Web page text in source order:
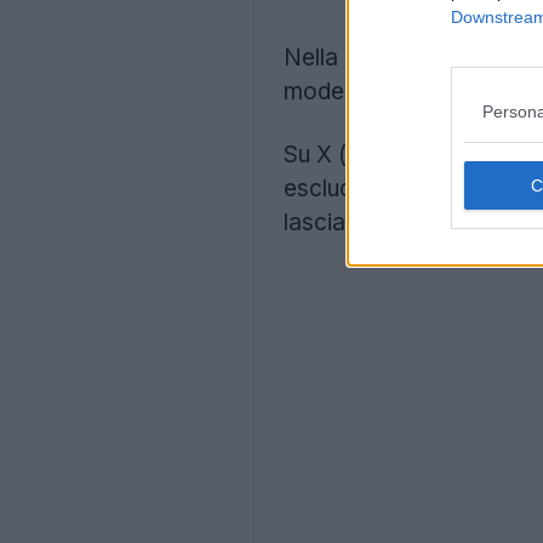
Nella campagna di
modelli più importanti del
Su X (ex Twitter) e
escludendo
lasciando fuori dalla